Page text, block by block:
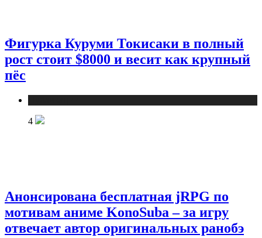
Фигурка Куруми Токисаки в полный
рост стоит $8000 и весит как крупный
пёс
4
Анонсирована бесплатная jRPG по
мотивам аниме KonoSuba – за игру
отвечает автор оригинальных ранобэ